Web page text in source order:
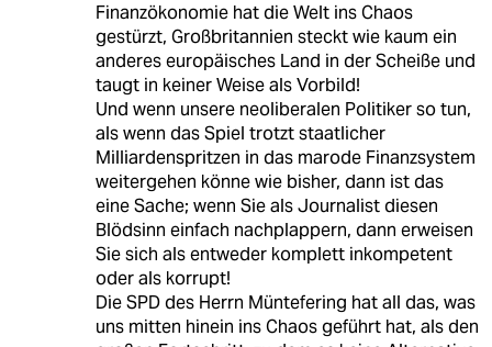
Finanzökonomie hat die Welt ins Chaos
gestürzt, Großbritannien steckt wie kaum ein
anderes europäisches Land in der Scheiße und
taugt in keiner Weise als Vorbild!
Und wenn unsere neoliberalen Politiker so tun,
als wenn das Spiel trotzt staatlicher
Milliardenspritzen in das marode Finanzsystem
weitergehen könne wie bisher, dann ist das
eine Sache; wenn Sie als Journalist diesen
Blödsinn einfach nachplappern, dann erweisen
Sie sich als entweder komplett inkompetent
oder als korrupt!
Die SPD des Herrn Müntefering hat all das, was
uns mitten hinein ins Chaos geführt hat, als den